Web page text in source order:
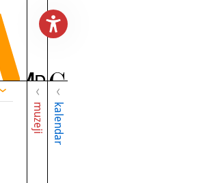
muzeji kalendar